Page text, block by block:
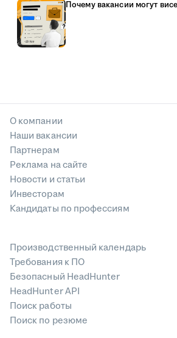
Почему вакансии могут
О компании
Наши вакансии
Партнерам
Реклама на сайте
Новости и статьи
Инвесторам
Кандидаты по профессиям
Производственный календарь
Требования к ПО
Безопасный HeadHunter
HeadHunter API
Поиск работы
Поиск по резюме